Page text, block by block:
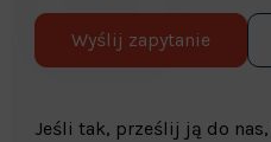
Wyślij zapytanie
Jeśli tak, prześlij ją do